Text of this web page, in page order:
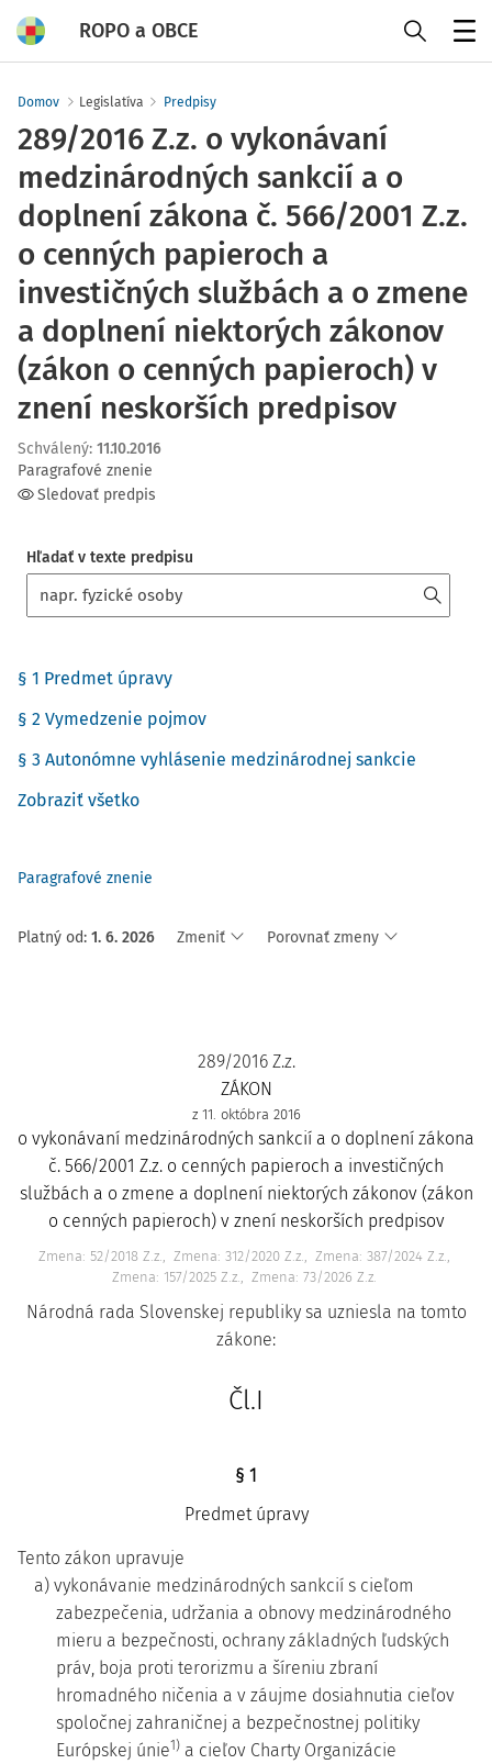
ROPO a OBCE
Domov Legislatíva Predpisy
289/2016 Z.z. o vykonávaní
medzinárodných sankcií a o
doplnení zákona č. 566/2001 Z.z.
o cenných papieroch a
investičných službách a o zmene
a doplnení niektorých zákonov
(zákon o cenných papieroch) v
znení neskorších predpisov
Schválený: 11.10.2016
Paragrafové znenie
Sledovať predpis
Hľadať v texte predpisu
§ 1 Predmet úpravy
§ 2 Vymedzenie pojmov
§ 3 Autonómne vyhlásenie medzinárodnej sankcie
Zobraziť všetko
Paragrafové znenie
Platný od: 1. 6. 2026 Zmeniť Porovnať zmeny
289/2016 Z.z.
ZÁKON
z 11. októbra 2016
o vykonávaní medzinárodných sankcií a o doplnení zákona
č. 566/2001 Z.z. o cenných papieroch a investičných
službách a o zmene a doplnení niektorých zákonov (zákon
o cenných papieroch) v znení neskorších predpisov
Zmena: 52/2018 Z.z. Zmena: 312/2020 Z.z.
Zmena: 387/2024 Z.z.
Zmena: 157/2025 Z.z.
Zmena: 73/2026 Z.z.
Národná rada Slovenskej republiky sa uzniesla na tomto
zákone:
Čl.I
§ 1
Predmet úpravy
Tento zákon upravuje
a) vykonávanie medzinárodných sankcií s cieľom
zabezpečenia, udržania a obnovy medzinárodného
mieru a bezpečnosti, ochrany základných ľudských
práv, boja proti terorizmu a šíreniu zbraní
hromadného ničenia a v záujme dosiahnutia cieľov
spoločnej zahraničnej a bezpečnostnej politiky
Európskej únie1) a cieľov Charty Organizácie